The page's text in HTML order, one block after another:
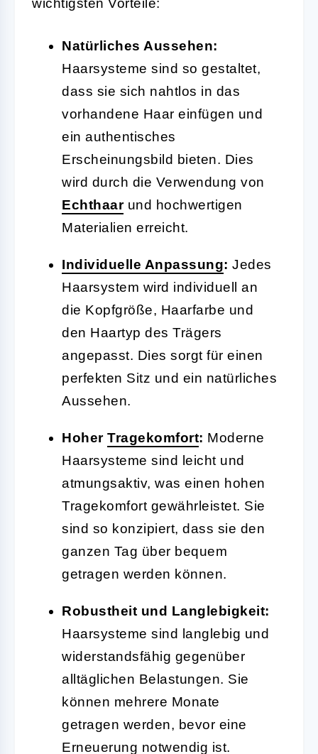
wichtigsten Vorteile:
Natürliches Aussehen:
Haarsysteme sind so gestaltet,
dass sie sich nahtlos in das
vorhandene Haar einfügen und
ein authentisches
Erscheinungsbild bieten. Dies
wird durch die Verwendung von
Echthaarund hochwertigen
Materialien erreicht.
Individuelle Anpassung: Jedes
Haarsystem wird individuell an
die Kopfgröße, Haarfarbe und
den Haartyp des Trägers
angepasst. Dies sorgt für einen
perfekten Sitz und ein natürliches
Aussehen.
Hoher Tragekomfort: Moderne
Haarsysteme sind leicht und
atmungsaktiv, was einen hohen
Tragekomfort gewährleistet. Sie
sind so konzipiert, dass sie den
ganzen Tag über bequem
getragen werden können.
Robustheit und Langlebigkeit:
Haarsysteme sind langlebig und
widerstandsfähig gegenüber
alltäglichen Belastungen. Sie
können mehrere Monate
getragen werden, bevor eine
Erneuerung notwendig ist.